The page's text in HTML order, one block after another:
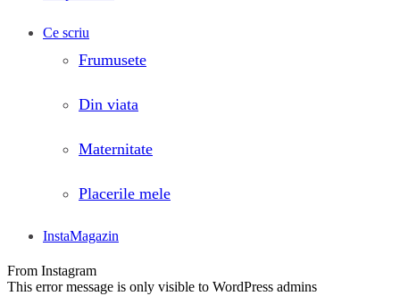
Ce scriu
Frumusete
Din viata
Maternitate
Placerile mele
InstaMagazin
From Instagram
This error message is only visible to WordPress admins